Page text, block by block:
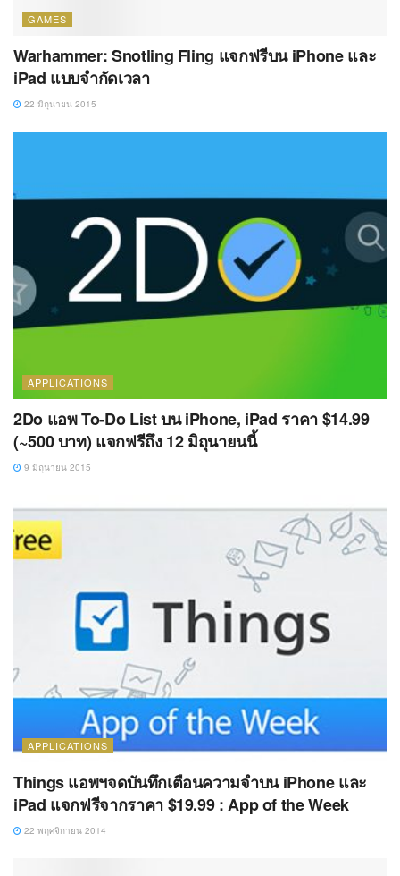
GAMES
Warhammer: Snotling Fling แจกฟรีบน iPhone และ
iPad แบบจำกัดเวลา
22 มิถุนายน 2015
APPLICATIONS
2Do แอพ To-Do List บน iPhone, iPad ราคา $14.99
(~500 บาท) แจกฟรีถึง 12 มิถุนายนนี้
9 มิถุนายน 2015
APPLICATIONS
Things แอพฯจดบันทึกเตือนความจำบน iPhone และ
iPad แจกฟรีจากราคา $19.99 : App of the Week
22 พฤศจิกายน 2014